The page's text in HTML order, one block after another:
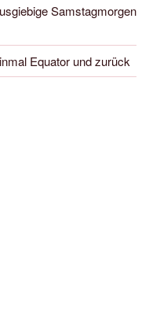
Samstagmorgen
Equator und zurück